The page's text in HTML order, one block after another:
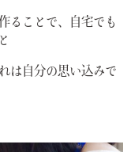
ることで、自宅でも
は自分の思い込みで